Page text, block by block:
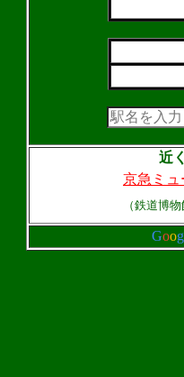
近
京急ミュ
（鉄道博物
Goog